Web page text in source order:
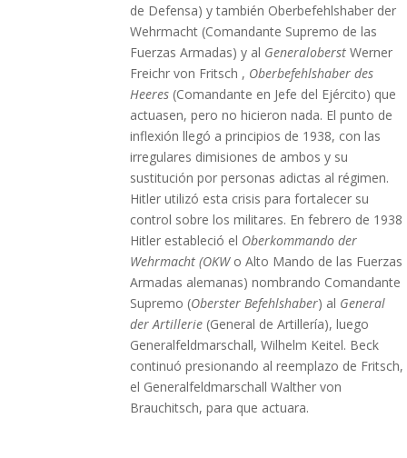
de Defensa) y también Oberbefehlshaber der
Wehrmacht (Comandante Supremo de las
Fuerzas Armadas) y al Generaloberst Werner
Freichr von Fritsch , Oberbefehlshaber des
Heeres (Comandante en Jefe del Ejército) que
actuasen, pero no hicieron nada. El punto de
inflexión llegó a principios de 1938, con las
irregulares dimisiones de ambos y su
sustitución por personas adictas al régimen.
Hitler utilizó esta crisis para fortalecer su
control sobre los militares. En febrero de 1938
Hitler estableció el Oberkommando der
Wehrmacht (OKWo Alto Mando de las Fuerzas
Armadas alemanas) nombrando Comandante
Supremo (Oberster Befehlshaber) al General
der Artillerie (General de Artillería), luego
Generalfeldmarschall, Wilhelm Keitel. Beck
continuó presionando al reemplazo de Fritsch,
el Generalfeldmarschall Walther von
Brauchitsch, para que actuara.